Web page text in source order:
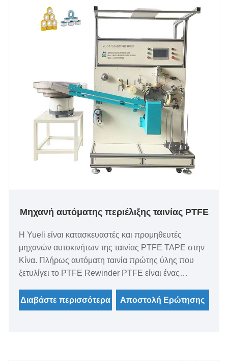
Μηχανή αυτόματης περιέλιξης ταινίας PTFE
Η Yueli είναι κατασκευαστές και προμηθευτές
μηχανών αυτοκινήτων της ταινίας PTFE TAPE στην
Κίνα. Πλήρως αυτόματη ταινία πρώτης ύλης που
ξετυλίγει το PTFE Rewinder PTFE είναι ένας
εκκαθάρισης πρώτων υλών. Αυτός ο εξοπλισμός
χρησιμοποιεί προηγμένο υλικό
Διαβάστε περισσότερα Αποστολή Ερώτησης